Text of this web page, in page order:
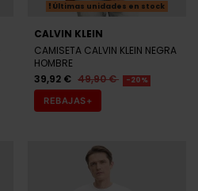
Últimas unidades en stock
CALVIN KLEIN
CAMISETA CALVIN KLEIN NEGRA
HOMBRE
39,92 € 49,90 € -20%
REBAJAS+